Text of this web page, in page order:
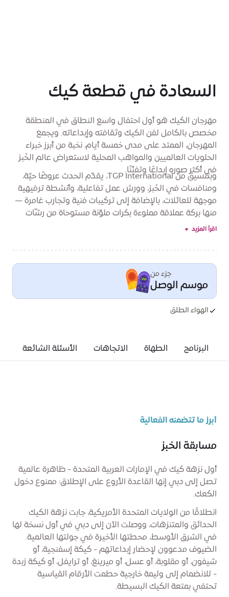
السعادة في قطعة كيك
مهرجان الكيك هو أول احتفال واسع النطاق في المنطقة
مخصص بالكامل لفن الكيك وثقافته وإبداعاته. ويجمع
المهرجان، الممتد على مدى خمسة أيام، نخبة من أبرز خبراء
الحلويات العالميين والمواهب المحلية لاستعراض عالم الخَبز
في أكثر صوره إبداعًا وتفنّنًا.
وبتنسيق من TGP International، يقدّم الحدث عروضًا حيّة،
ومنافسات في الخَبز، وورش عمل تفاعلية، وأنشطة ترفيهية
موجهة للعائلات، بالإضافة إلى تركيبات فنية وتجارب غامرة —
منها بركة عملاقة مملوءة بكرات ملوّنة مستوحاة من رشّات
الكيك، ومنحوتات مذهلة مصنوعة بالكامل من الكيك.
اقرأ المزيد
جزء من
موسم الوصل
الهواء الطلق
البرنامج الطهاة الاتجاهات الأسئلة الشائعة
أبرز ما تتضمنه الفعالية
مسابقة الخبز
أول نزهة كيك في الإمارات العربية المتحدة - ظاهرة عالمية
تصل إلى دبي إنها القاعدة الأروع على الإطلاق: ممنوع دخول
الكعك.
انطلاقًا من الولايات المتحدة الأمريكية، جابت نزهة الكيك
الحدائق والمتنزهات، ووصلت الآن إلى دبي في أول نسخة لها
في الشرق الأوسط، محطتها الأخيرة في جولتها العالمية.
الضيوف مدعوون لإحضار إبداعاتهم - كيكة إسفنجية، أو
شيفون، أو مقلوبة، أو عسل، أو ميرينغ، أو ترايفل، أو كيكة زبدة
- للانضمام إلى وليمة خارجية حطمت الأرقام القياسية
تحتفي بمتعة الكيك البسيطة.